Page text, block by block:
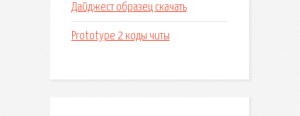
Дайджест образец скачать
Prototype 2 коды читы